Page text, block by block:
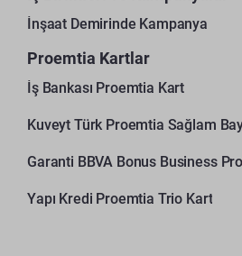
İnşaat Demirinde Kampanya
Proemtia Kartlar
İş Bankası Proemtia Kart
Kuveyt Türk Proemtia Sağlam
Garanti BBVA Bonus Business
Yapı Kredi Proemtia Trio Kart